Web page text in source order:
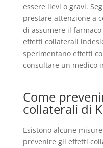
essere lievi o gravi.
prestare attenzione a
di assumere il
effetti collaterali
sperimentano effetti
consultare un medico
Come
collaterali di
Esistono alcune
prevenire gli effetti